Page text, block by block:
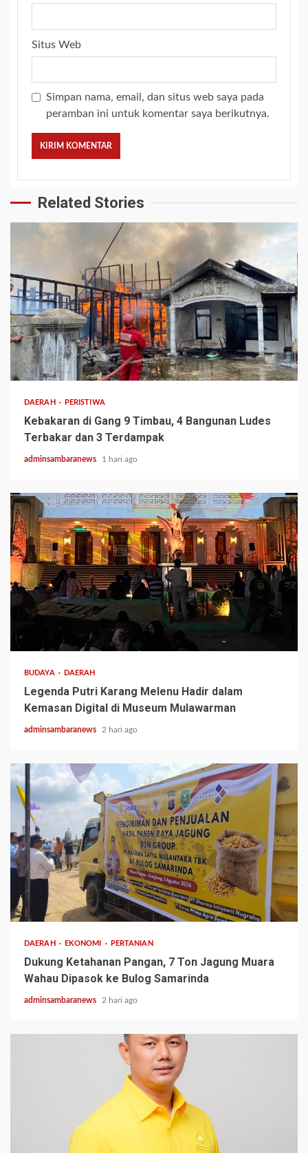
Situs Web
Simpan nama, email, dan situs web saya pada
peramban ini untuk komentar saya berikutnya.
Related Stories
2 min read
DAERAH PERISTIWA
Kebakaran di Gang 9 Timbau, 4 Bangunan Ludes
Terbakar dan 3 Terdampak
adminsambaranews 1 hari ago
BUDAYA DAERAH
Legenda Putri Karang Melenu Hadir dalam
Kemasan Digital di Museum Mulawarman
adminsambaranews 2 hari ago
1 min read
DAERAH EKONOMI PERTANIAN
Dukung Ketahanan Pangan, 7 Ton Jagung Muara
Wahau Dipasok ke Bulog Samarinda
adminsambaranews 2 hari ago